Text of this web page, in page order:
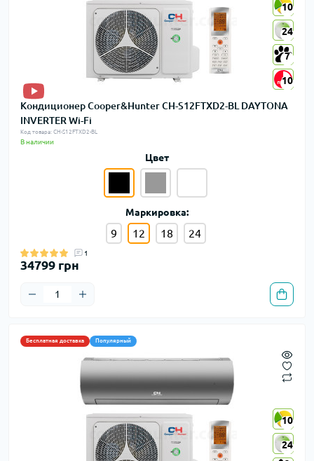
10
24
7
10
10
24
7
10
Кондиционер Cooper&Hunter CH-S12FTXD2-BL DAYTONA
INVERTER Wi-Fi
Код товара: CH-S12FTXD2-BL
В наличии
Цвет
Маркировка:
9 12 18 24
1
34799 грн
Бесплатная доставка Популярный
10
24
10
24